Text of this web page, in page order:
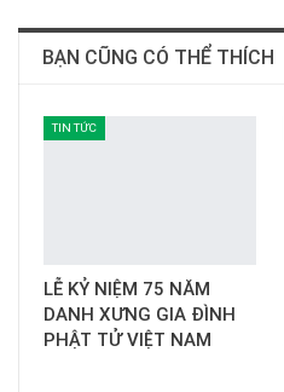
BẠN CŨNG CÓ THỂ THÍCH
TIN TỨC
LỄ KỶ NIỆM 75 NĂM
DANH XƯNG GIA ĐÌNH
PHẬT TỬ VIỆT NAM